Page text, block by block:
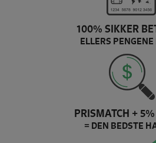
100% SIKKER
ELLERS PENGENE
PRISMATCH +
= DEN BEDSTE